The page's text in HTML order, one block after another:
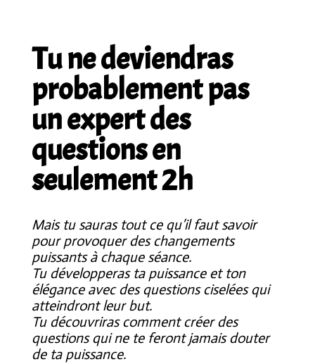
Tu ne deviendras
probablement pas
un expert des
questions en
seulement 2h
Mais tu sauras tout ce qu’il faut savoir
pour provoquer des changements
puissants à chaque séance.
Tu développeras ta puissance et ton
élégance avec des questions ciselées qui
atteindront leur but.
Tu découvriras comment créer des
questions qui ne te feront jamais douter
de ta puissance.